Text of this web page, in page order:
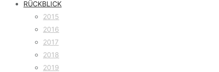
RÜCKBLICK
2015
2016
2017
2018
2019